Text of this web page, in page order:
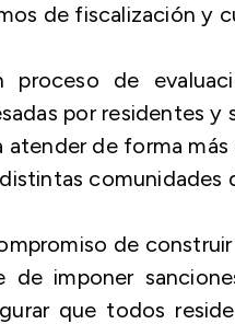
de fiscalización y
de
por residentes
atender de forma
comunidades
de
imponer
que todos